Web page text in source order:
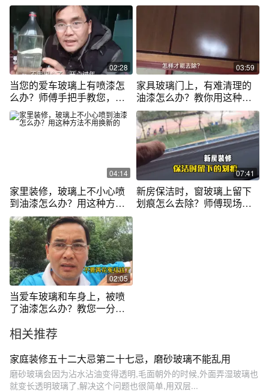
02:28
当您的爱车玻璃上有喷漆怎
么办？师傅手把手教您，轻
松去除
03:59
家具玻璃门上，有难清理的
油漆怎么办？教你用这种方
法，轻松去除
04:14
家里装修，玻璃上不小心喷
到油漆怎么办？用这种方法
不用换新的
07:41
新房保洁时，窗玻璃上留下
划痕怎么去除？师傅现场手
02:05
当爱车玻璃和车身上，被喷
了油漆怎么办？教您一分钱
相关推荐
家庭装修五十二大忌第二十七忌，磨砂玻璃不能乱用
磨砂玻璃会因为沾水沾油变得透明,毛面朝外的时候,外面弄湿玻璃也
就变长透明玻璃了,解决这个问题也很简单,用双层...